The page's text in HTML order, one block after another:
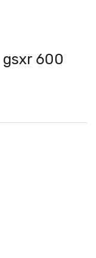
gsxr 600